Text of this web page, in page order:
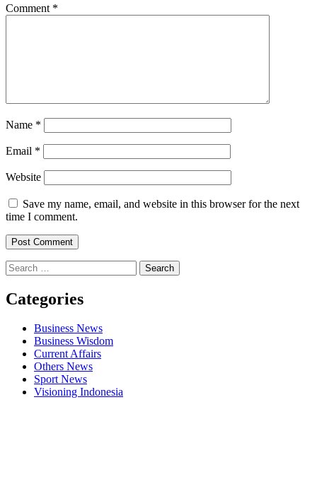
Comment *
Name *
Email *
Website
Save my name, email, and website in this browser for the next
time I comment.
Search
for:
Categories
Business News
Business Wisdom
Current Affairs
Others News
Sport News
Visioning Indonesia